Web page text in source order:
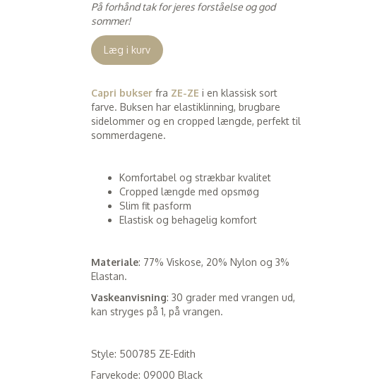
På forhånd tak for jeres forståelse og god
sommer!
Læg i kurv
Capri bukser fra ZE-ZE i en klassisk sort
farve. Buksen har elastiklinning, brugbare
sidelommer og en cropped længde, perfekt til
sommerdagene.
Komfortabel og strækbar kvalitet
Cropped længde med opsmøg
Slim fit pasform
Elastisk og behagelig komfort
Materiale: 77% Viskose, 20% Nylon og 3%
Elastan.
Vaskeanvisning: 30 grader med vrangen ud,
kan stryges på 1, på vrangen.
Style: 500785 ZE-Edith
Farvekode: 09000 Black